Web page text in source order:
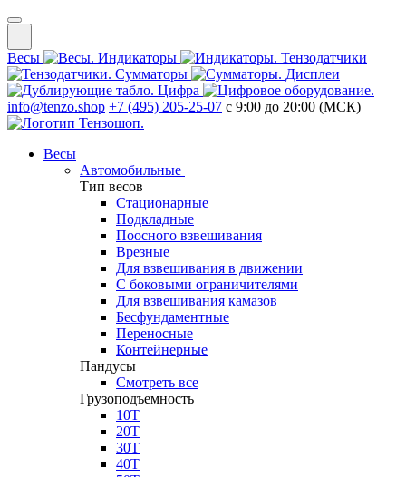
Весы Индикаторы
Тензодатчики
Сумматоры
Дисплеи
Цифра
info@tenzo.shop +7 (495) 205-25-07 с 9:00 до 20:00 (МСК)
Весы
Автомобильные
Тип весов
Стационарные
Подкладные
Поосного взвешивания
Врезные
Для взвешивания в движении
С боковыми ограничителями
Для взвешивания камазов
Бесфундаментные
Переносные
Контейнерные
Пандусы
Смотреть все
Грузоподъемность
10Т
20Т
30Т
40Т